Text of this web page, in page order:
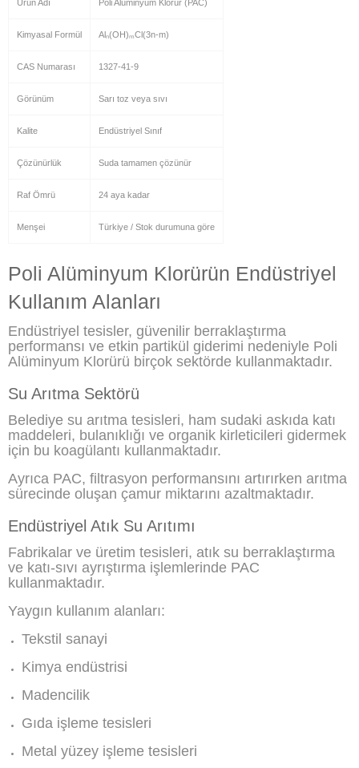
Ürün Adı Poli Alüminyum Klorür (PAC)
Kimyasal Formül Alₙ(OH)ₘCl(3n-m)
CAS Numarası 1327-41-9
Görünüm Sarı toz veya sıvı
Kalite Endüstriyel Sınıf
Çözünürlük Suda tamamen çözünür
Raf Ömrü 24 aya kadar
Menşei Türkiye / Stok durumuna göre
Poli Alüminyum Klorürün Endüstriyel
Kullanım Alanları
Endüstriyel tesisler, güvenilir berraklaştırma
performansı ve etkin partikül giderimi nedeniyle Poli
Alüminyum Klorürü birçok sektörde kullanmaktadır.
Su Arıtma Sektörü
Belediye su arıtma tesisleri, ham sudaki askıda katı
maddeleri, bulanıklığı ve organik kirleticileri gidermek
için bu koagülantı kullanmaktadır.
Ayrıca PAC, filtrasyon performansını artırırken arıtma
sürecinde oluşan çamur miktarını azaltmaktadır.
Endüstriyel Atık Su Arıtımı
Fabrikalar ve üretim tesisleri, atık su berraklaştırma
ve katı-sıvı ayrıştırma işlemlerinde PAC
kullanmaktadır.
Yaygın kullanım alanları:
Tekstil sanayi
Kimya endüstrisi
Madencilik
Gıda işleme tesisleri
Metal yüzey işleme tesisleri